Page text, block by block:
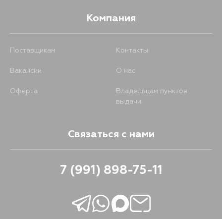
Компания
Поставщикам Контакты
Вакансии О нас
Оферта
Владельцам пунктов
выдачи
Связаться с нами
7 (991) 898-75-11